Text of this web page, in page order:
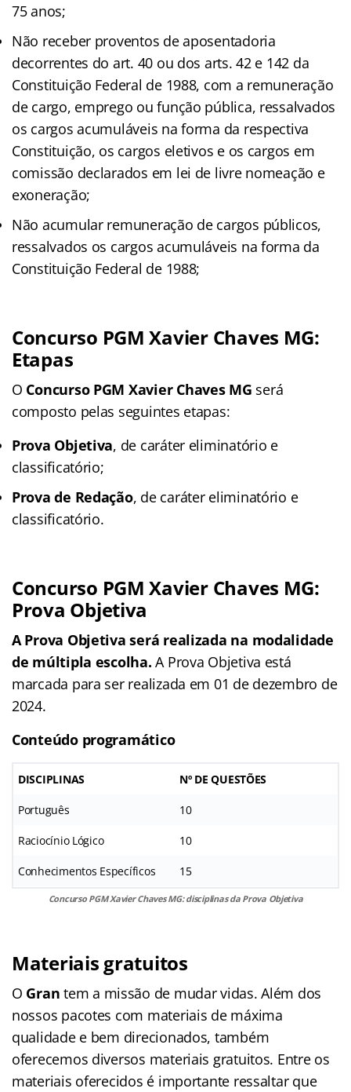
75 anos;
Não receber proventos de aposentadoria
decorrentes do art. 40 ou dos arts. 42 e 142 da
Constituição Federal de 1988, com a remuneração
de cargo, emprego ou função pública, ressalvados
os cargos acumuláveis na forma da respectiva
Constituição, os cargos eletivos e os cargos em
comissão declarados em lei de livre nomeação e
exoneração;
Não acumular remuneração de cargos públicos,
ressalvados os cargos acumuláveis na forma da
Constituição Federal de 1988;
Concurso PGM Xavier Chaves MG:
Etapas
O Concurso PGM Xavier Chaves MG será
composto pelas seguintes etapas:
Prova Objetiva, de caráter eliminatório e
classificatório;
Prova de Redação, de caráter eliminatório e
classificatório.
Concurso PGM Xavier Chaves MG:
Prova Objetiva
A Prova Objetiva será realizada na modalidade
de múltipla escolha. A Prova Objetiva está
marcada para ser realizada em 01 de dezembro de
2024.
Conteúdo programático
DISCIPLINAS Nº DE QUESTÕES
Português 10
Raciocínio Lógico 10
Conhecimentos Específicos 15
Concurso PGM Xavier Chaves MG: disciplinas da Prova Objetiva
Materiais gratuitos
O Grantem a missão de mudar vidas. Além dos
nossos pacotes com materiais de máxima
qualidade e bem direcionados, também
oferecemos diversos materiais gratuitos. Entre os
materiais oferecidos é importante ressaltar que